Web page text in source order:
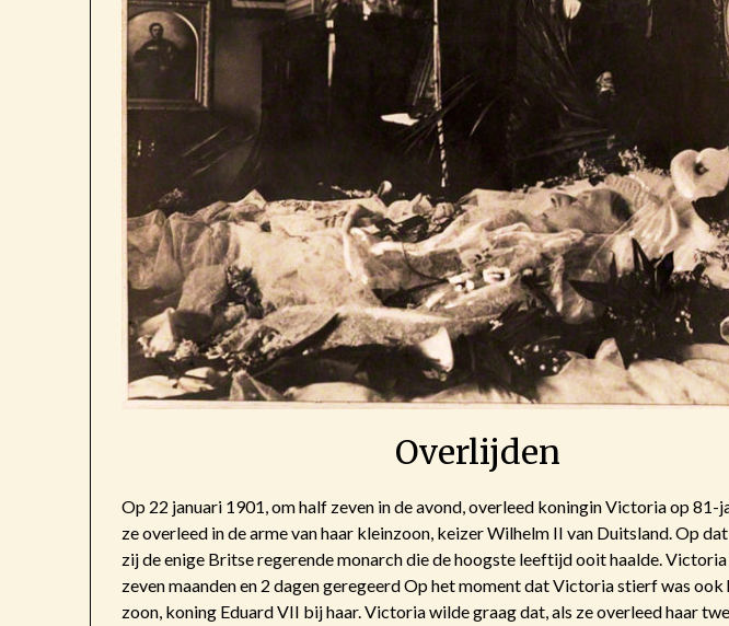
Overlijden
Op 22 januari 1901, om half zeven in de avond, overleed koningin Victoria op 81-
ze overleed in de arme van haar kleinzoon, keizer Wilhelm II van Duitsland. Op
zij de enige Britse regerende monarch die de hoogste leeftijd ooit haalde. Victoria
zeven maanden en 2 dagen geregeerd Op het moment dat Victoria stierf was ook
zoon, koning Eduard VII bij haar. Victoria wilde graag dat, als ze overleed haar